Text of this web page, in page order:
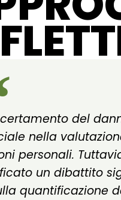
del
nella
personali.
un dibattito
quantificazione